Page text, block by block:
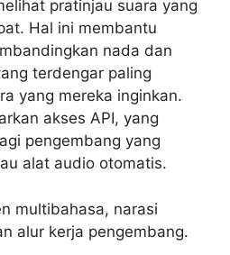
pratinjau suara yang
Hal ini membantu
nada dan
terdengar paling
yang mereka inginkan.
akses API, yang
pengembang yang
alat audio otomatis.
multibahasa, narasi
alur kerja pengembang.